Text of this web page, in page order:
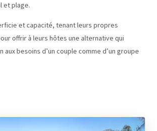
et plage.
et capacité, tenant leurs propres
offrir à leurs hôtes une alternative qui
aux besoins d’un couple comme d’un groupe